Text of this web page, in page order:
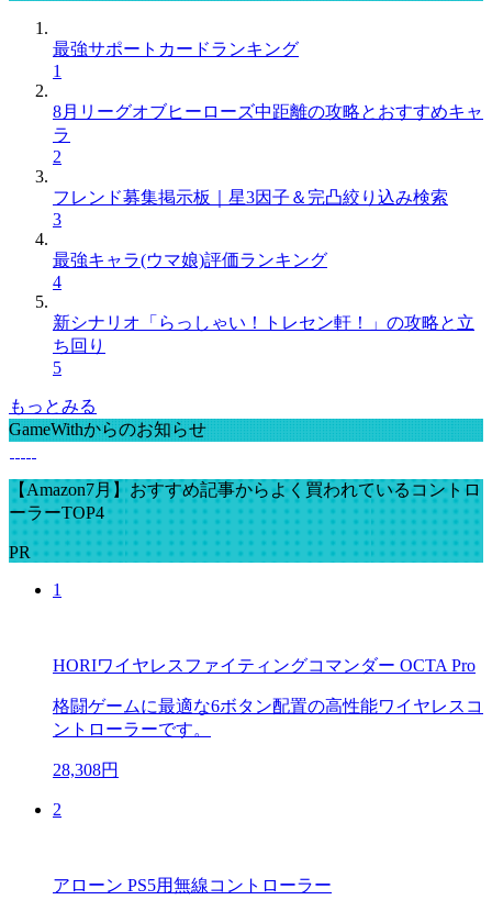
最強サポートカードランキング
1
8月リーグオブヒーローズ中距離の攻略とおすすめキャ
ラ
2
フレンド募集掲示板｜星3因子＆完凸絞り込み検索
3
最強キャラ(ウマ娘)評価ランキング
4
新シナリオ「らっしゃい！トレセン軒！」の攻略と立
ち回り
5
もっとみる
GameWithからのお知らせ
【Amazon7月】おすすめ記事からよく買われているコントロ
ーラーTOP4
PR
1
HORIワイヤレスファイティングコマンダー OCTA Pro
格闘ゲームに最適な6ボタン配置の高性能ワイヤレスコ
ントローラーです。
28,308円
2
アローン PS5用無線コントローラー